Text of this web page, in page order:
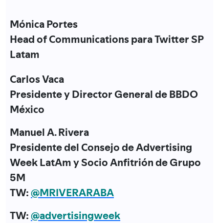
Mónica Portes
Head of Communications para Twitter SP
Latam
Carlos Vaca
Presidente y Director General de BBDO
México
Manuel A. Rivera
Presidente del Consejo de Advertising
Week LatAm y Socio Anfitrión de Grupo
5M
TW:@MRIVERARABA
TW:@advertisingweek